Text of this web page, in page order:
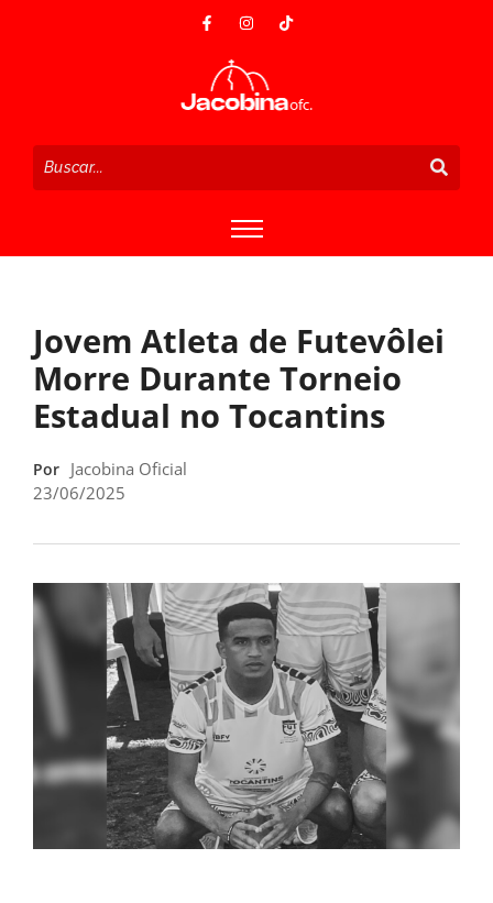
Jovem Atleta de Futevôlei
Morre Durante Torneio
Estadual no Tocantins
Por Jacobina Oficial
23/06/2025